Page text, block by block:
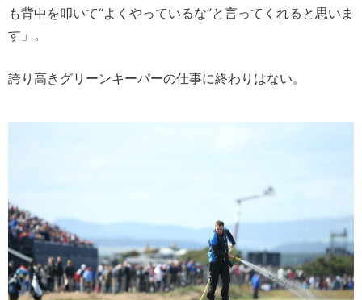
も背中を叩いて“よくやっているな”と言ってくれると思いま
す」。
誇り高きグリーンキーパーの仕事に終わりはない。